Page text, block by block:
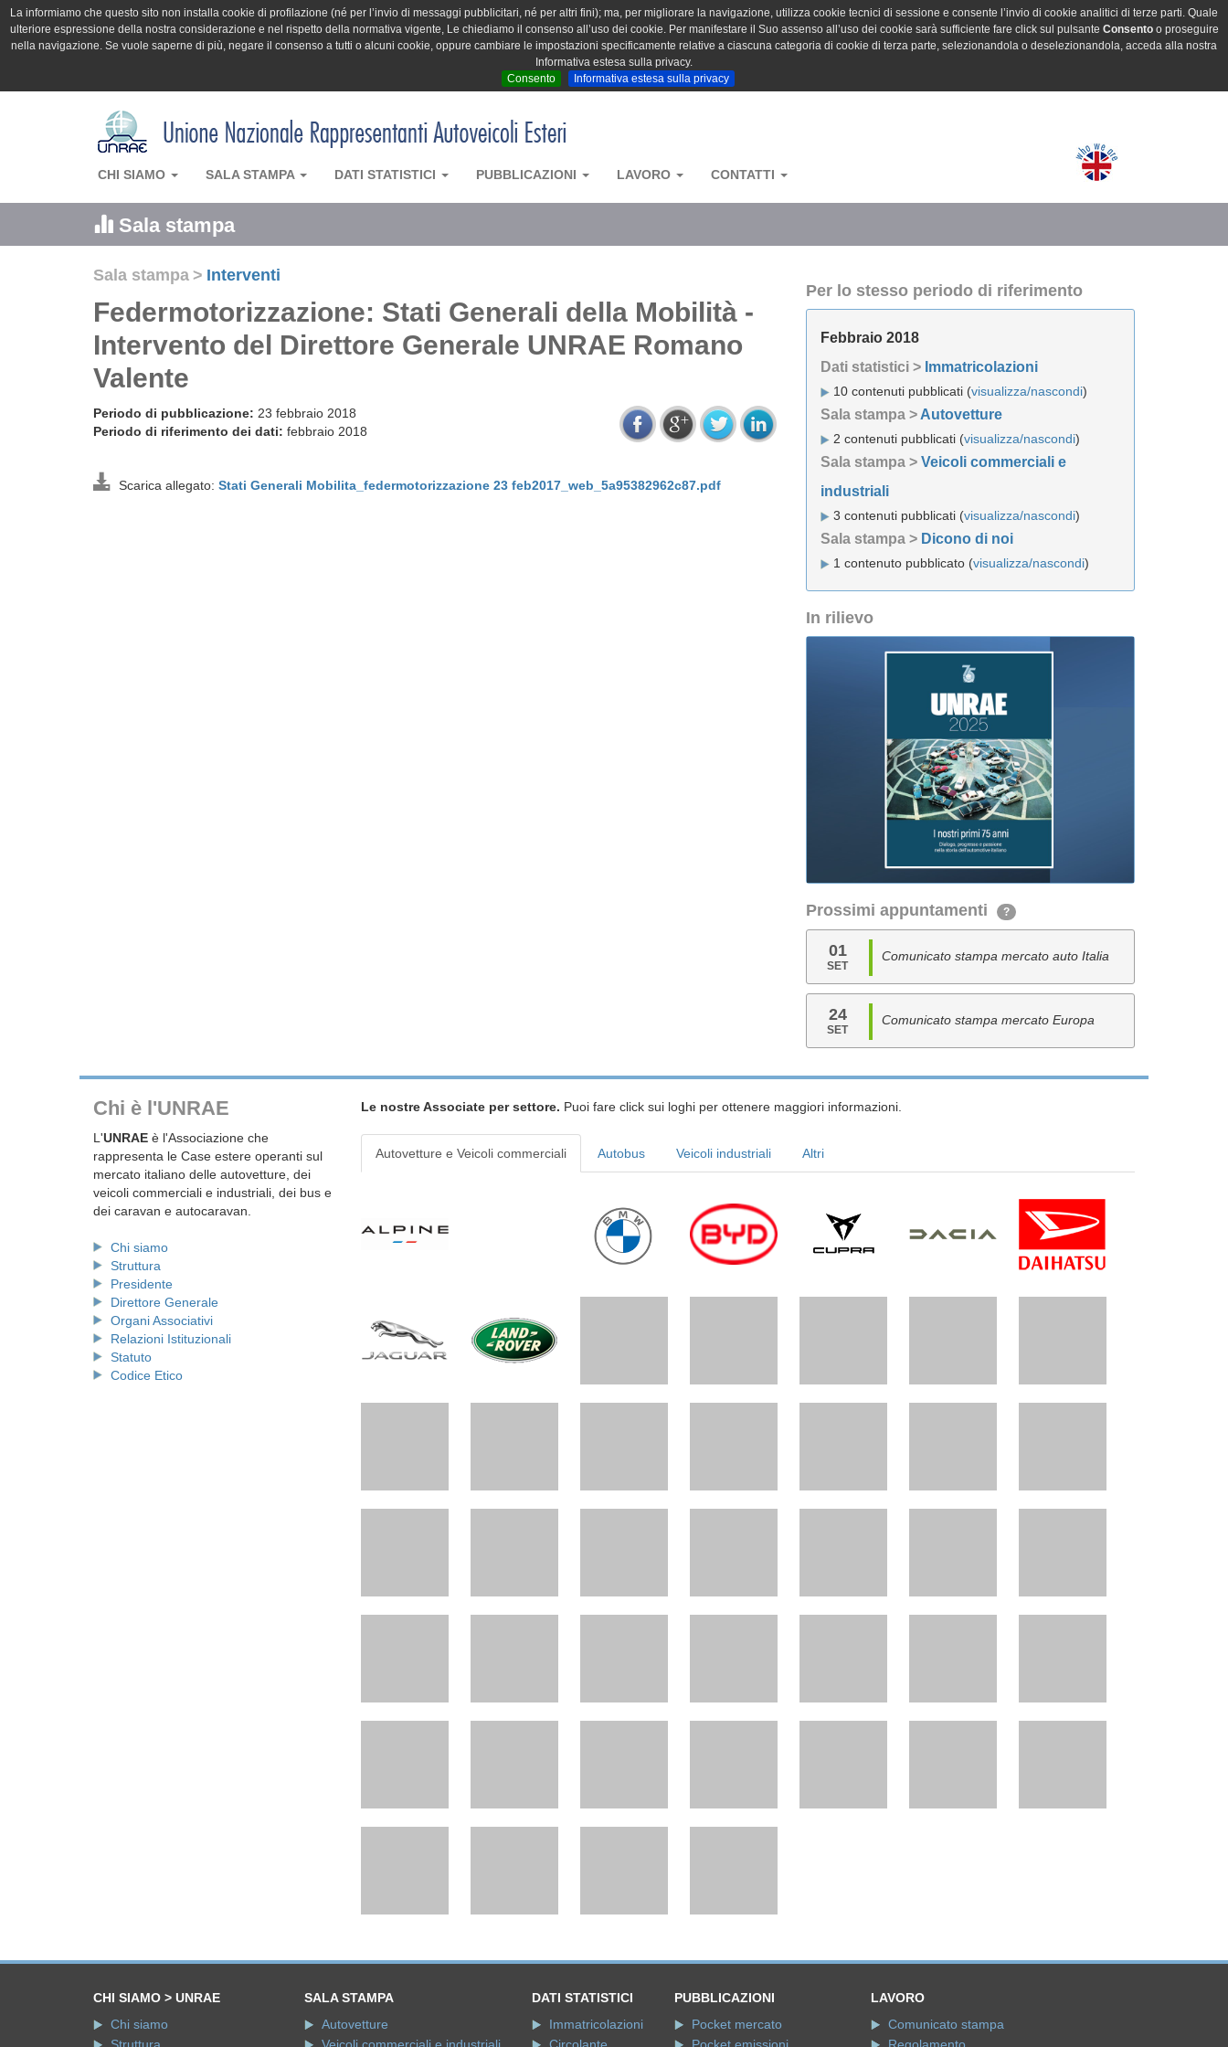
La informiamo che questo sito non installa cookie di profilazione (né per l’invio di messaggi pubblicitari, né per altri fini); ma, per migliorare la navigazione, utilizza cookie tecnici di sessione e consente l’invio di cookie analitici di terze parti. Quale
ulteriore espressione della nostra considerazione e nel rispetto della normativa vigente, Le chiediamo il consenso all’uso dei cookie. Per manifestare il Suo assenso all’uso dei cookie sarà sufficiente fare click sul pulsante Consentoo proseguire
nella navigazione. Se vuole saperne di più, negare il consenso a tutti o alcuni cookie, oppure cambiare le impostazioni specificamente relative a ciascuna categoria di cookie di terza parte, selezionandola o deselezionandola, acceda alla nostra
Informativa estesa sulla privacy.
Consento
Informativa estesa sulla privacy
CHI SIAMO SALA STAMPA DATI STATISTICI PUBBLICAZIONI LAVORO CONTATTI
Sala stampa
Sala stampa > Interventi
Federmotorizzazione: Stati Generali della Mobilità -
Intervento del Direttore Generale UNRAE Romano
Valente
Periodo di pubblicazione: 23 febbraio 2018
Periodo di riferimento dei dati: febbraio 2018
Scarica allegato: Stati Generali Mobilita_federmotorizzazione 23 feb2017_web_5a95382962c87.pdf
Per lo stesso periodo di riferimento
Febbraio 2018
Dati statistici > Immatricolazioni
10 contenuti pubblicati (visualizza/nascondi)
Sala stampa > Autovetture
2 contenuti pubblicati (visualizza/nascondi)
Sala stampa > Veicoli commerciali e
industriali
3 contenuti pubblicati (visualizza/nascondi)
Sala stampa > Dicono di noi
1 contenuto pubblicato (visualizza/nascondi)
In rilievo
Prossimi appuntamenti ?
01
SET
Comunicato stampa mercato auto Italia
24
SET
Comunicato stampa mercato Europa
Chi è l'UNRAE
L'UNRAE è l'Associazione che
rappresenta le Case estere operanti sul
mercato italiano delle autovetture, dei
veicoli commerciali e industriali, dei bus e
dei caravan e autocaravan.
Chi siamo
Struttura
Presidente
Direttore Generale
Organi Associativi
Relazioni Istituzionali
Statuto
Codice Etico
Le nostre Associate per settore. Puoi fare click sui loghi per ottenere maggiori informazioni.
Autovetture e Veicoli commerciali Autobus Veicoli industriali Altri
CHI SIAMO > UNRAE
Chi siamo
Struttura
SALA STAMPA
Autovetture
Veicoli commerciali e industriali
DATI STATISTICI
Immatricolazioni
Circolante
PUBBLICAZIONI
Pocket mercato
Pocket emissioni
LAVORO
Comunicato stampa
Regolamento